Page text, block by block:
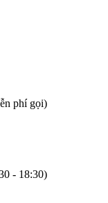
phí gọi)
- 18:30)